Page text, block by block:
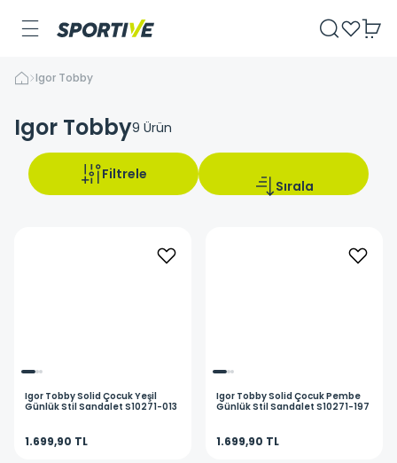
Igor Tobby
Igor Tobby9 Ürün
Filtrele
Sırala
Igor Tobby Solid Çocuk Yeşil
Günlük Stil Sandalet S10271-013
1.699,90 TL
Igor Tobby Solid Çocuk Pembe
Günlük Stil Sandalet S10271-197
1.699,90 TL